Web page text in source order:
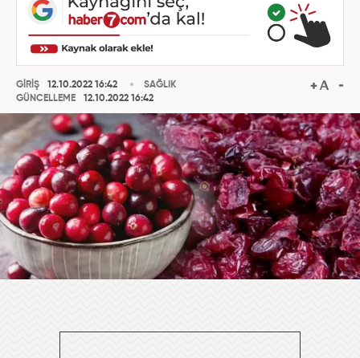
GİRİŞ
12.10.2022 16:42
GÜNCELLEME
12.10.2022 16:42
SAĞLIK